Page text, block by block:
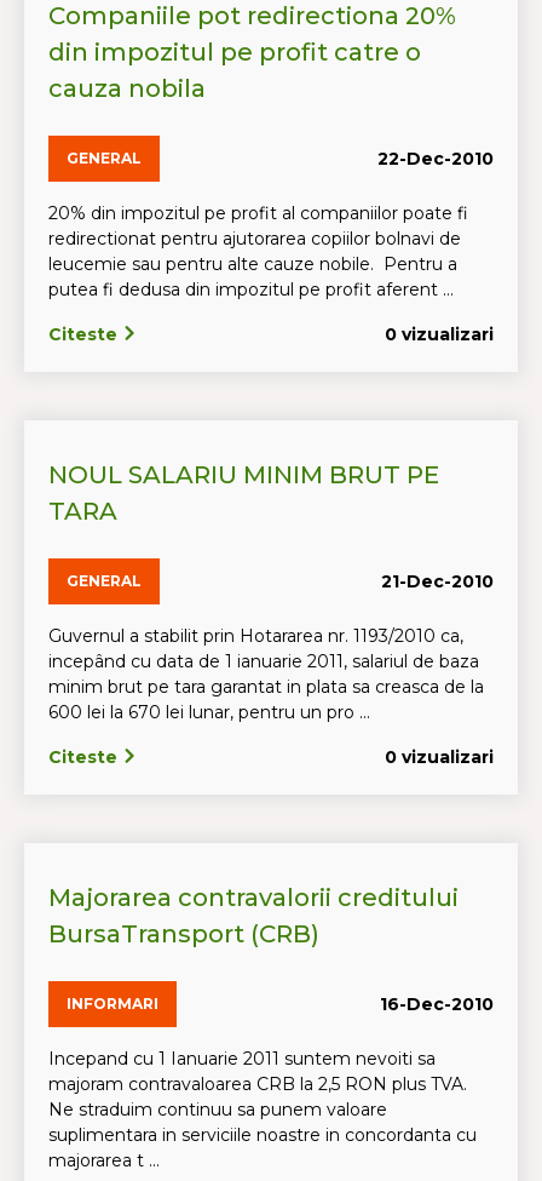
Companiile pot redirectiona 20%
din impozitul pe profit catre o
cauza nobila
GENERAL 22-Dec-2010
20% din impozitul pe profit al companiilor poate fi
redirectionat pentru ajutorarea copiilor bolnavi de
leucemie sau pentru alte cauze nobile. Pentru a
putea fi dedusa din impozitul pe profit aferent ...
Citeste 0 vizualizari
NOUL SALARIU MINIM BRUT PE
TARA
GENERAL 21-Dec-2010
Guvernul a stabilit prin Hotararea nr. 1193/2010 ca,
incepând cu data de 1 ianuarie 2011, salariul de baza
minim brut pe tara garantat in plata sa creasca de la
600 lei la 670 lei lunar, pentru un pro ...
Citeste 0 vizualizari
Majorarea contravalorii creditului
BursaTransport (CRB)
INFORMARI 16-Dec-2010
Incepand cu 1 Ianuarie 2011 suntem nevoiti sa
majoram contravaloarea CRB la 2,5 RON plus TVA.
Ne straduim continuu sa punem valoare
suplimentara in serviciile noastre in concordanta cu
majorarea t ...